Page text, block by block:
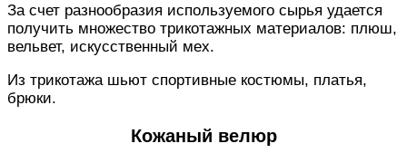
За счет разнообразия используемого сырья удается
получить множество трикотажных материалов: плюш,
вельвет, искусственный мех.
Из трикотажа шьют спортивные костюмы, платья,
брюки.
Кожаный велюр